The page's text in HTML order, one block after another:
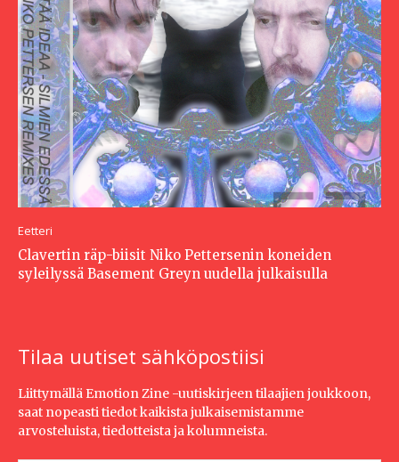
Eetteri
Clavertin räp-biisit Niko Pettersenin koneiden
syleilyssä Basement Greyn uudella julkaisulla
Tilaa uutiset sähköpostiisi
Liittymällä Emotion Zine -uutiskirjeen tilaajien joukkoon,
saat nopeasti tiedot kaikista julkaisemistamme
arvosteluista, tiedotteista ja kolumneista.